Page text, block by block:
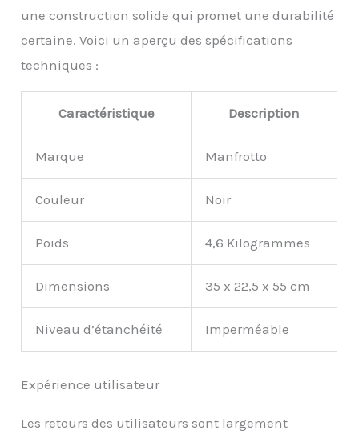
une construction solide qui promet une durabilité
certaine. Voici un aperçu des spécifications
techniques :
Caractéristique Description
Marque Manfrotto
Couleur Noir
Poids 4,6 Kilogrammes
Dimensions 35 x 22,5 x 55 cm
Niveau d’étanchéité Imperméable
Expérience utilisateur
Les retours des utilisateurs sont largement